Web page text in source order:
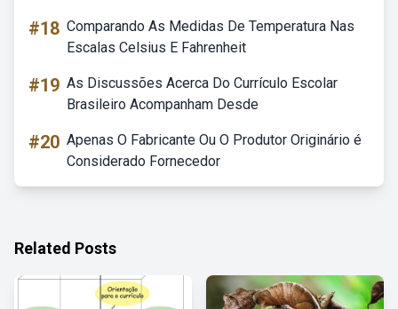
#18 Comparando As Medidas De Temperatura Nas
Escalas Celsius E Fahrenheit
#19 As Discussões Acerca Do Currículo Escolar
Brasileiro Acompanham Desde
#20 Apenas O Fabricante Ou O Produtor Originário é
Considerado Fornecedor
Related Posts